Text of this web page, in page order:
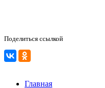
Поделиться ссылкой
Главная